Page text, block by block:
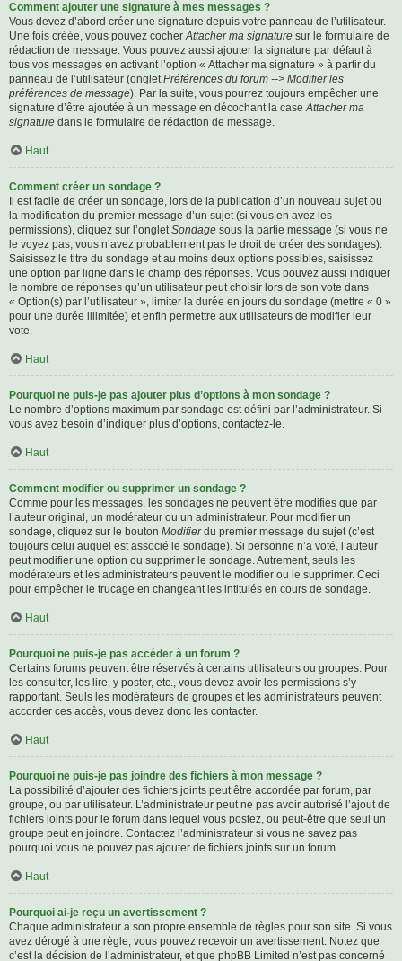
Comment ajouter une signature à mes messages ?
Vous devez d’abord créer une signature depuis votre panneau de l’utilisateur.
Une fois créée, vous pouvez cocherAttacher ma signature sur le formulaire de
rédaction de message. Vous pouvez aussi ajouter la signature par défaut à
tous vos messages en activant l’option « Attacher ma signature » à partir du
panneau de l’utilisateur (ongletPréférences du forum --> Modifier les
préférences de message). Par la suite, vous pourrez toujours empêcher une
signature d’être ajoutée à un message en décochant la caseAttacher ma
signature dans le formulaire de rédaction de message.
Haut
Comment créer un sondage ?
Il est facile de créer un sondage, lors de la publication d’un nouveau sujet ou
la modification du premier message d’un sujet (si vous en avez les
permissions), cliquez sur l’ongletSondage sous la partie message (si vous ne
le voyez pas, vous n’avez probablement pas le droit de créer des sondages).
Saisissez le titre du sondage et au moins deux options possibles, saisissez
une option par ligne dans le champ des réponses. Vous pouvez aussi indiquer
le nombre de réponses qu’un utilisateur peut choisir lors de son vote dans
« Option(s) par l’utilisateur », limiter la durée en jours du sondage (mettre « 0 »
pour une durée illimitée) et enfin permettre aux utilisateurs de modifier leur
vote.
Haut
Pourquoi ne puis-je pas ajouter plus d’options à mon sondage ?
Le nombre d’options maximum par sondage est défini par l’administrateur. Si
vous avez besoin d’indiquer plus d’options, contactez-le.
Haut
Comment modifier ou supprimer un sondage ?
Comme pour les messages, les sondages ne peuvent être modifiés que par
l’auteur original, un modérateur ou un administrateur. Pour modifier un
sondage, cliquez sur le bouton Modifierdu premier message du sujet (c’est
toujours celui auquel est associé le sondage). Si personne n’a voté, l’auteur
peut modifier une option ou supprimer le sondage. Autrement, seuls les
modérateurs et les administrateurs peuvent le modifier ou le supprimer. Ceci
pour empêcher le trucage en changeant les intitulés en cours de sondage.
Haut
Pourquoi ne puis-je pas accéder à un forum ?
Certains forums peuvent être réservés à certains utilisateurs ou groupes. Pour
les consulter, les lire, y poster, etc., vous devez avoir les permissions s’y
rapportant. Seuls les modérateurs de groupes et les administrateurs peuvent
accorder ces accès, vous devez donc les contacter.
Haut
Pourquoi ne puis-je pas joindre des fichiers à mon message ?
La possibilité d’ajouter des fichiers joints peut être accordée par forum, par
groupe, ou par utilisateur. L’administrateur peut ne pas avoir autorisé l’ajout de
fichiers joints pour le forum dans lequel vous postez, ou peut-être que seul un
groupe peut en joindre. Contactez l’administrateur si vous ne savez pas
pourquoi vous ne pouvez pas ajouter de fichiers joints sur un forum.
Haut
Pourquoi ai-je reçu un avertissement ?
Chaque administrateur a son propre ensemble de règles pour son site. Si vous
avez dérogé à une règle, vous pouvez recevoir un avertissement. Notez que
c’est la décision de l’administrateur, et que phpBB Limited n’est pas concerné